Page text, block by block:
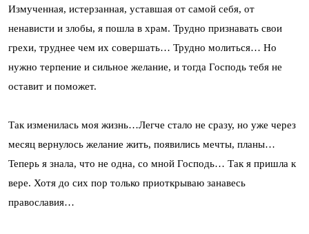
Измученная, истерзанная, уставшая от самой себя, от
ненависти и злобы, я пошла в храм. Трудно признавать свои
грехи, труднее чем их совершать… Трудно молиться… Но
нужно терпение и сильное желание, и тогда Господь тебя не
оставит и поможет.
Так изменилась моя жизнь…Легче стало не сразу, но уже через
месяц вернулось желание жить, появились мечты, планы…
Теперь я знала, что не одна, со мной Господь… Так я пришла к
вере. Хотя до сих пор только приоткрываю занавесь
православия…